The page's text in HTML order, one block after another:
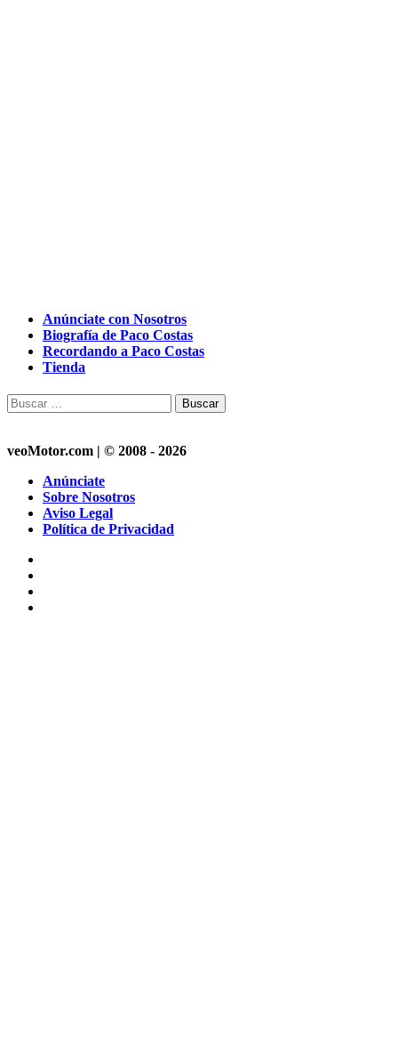
Anúnciate con Nosotros
Biografía de Paco Costas
Recordando a Paco Costas
Tienda
Buscar:
veoMotor.com | © 2008 - 2026
Anúnciate
Sobre Nosotros
Aviso Legal
Política de Privacidad